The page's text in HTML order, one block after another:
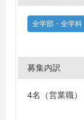
全学部・全学科
募集内訳
4名（営業職）